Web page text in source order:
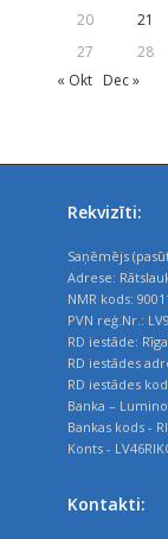
20
21
27
28
« Okt
Dec »
Rekvizīti:
Saņēmējs
Adrese:
NMR kods:
PVN reģ.Nr.:
RD iestāde:
RD iestādes
RD iestādes
Banka –
Bankas kods -
Konts -
Kontakti: